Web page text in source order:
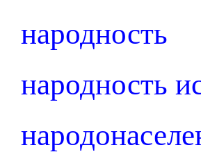
народность
народность